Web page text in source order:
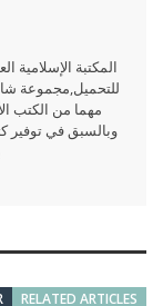
المكتبة
للتحميل,مجموعة
مهما من الكتب
وبالسبق في توفير
RELATED ARTICLES